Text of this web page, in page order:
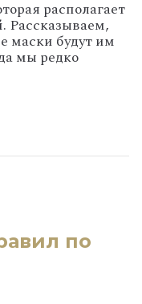
располагает
Рассказываем,
маски будут им
мы редко
по